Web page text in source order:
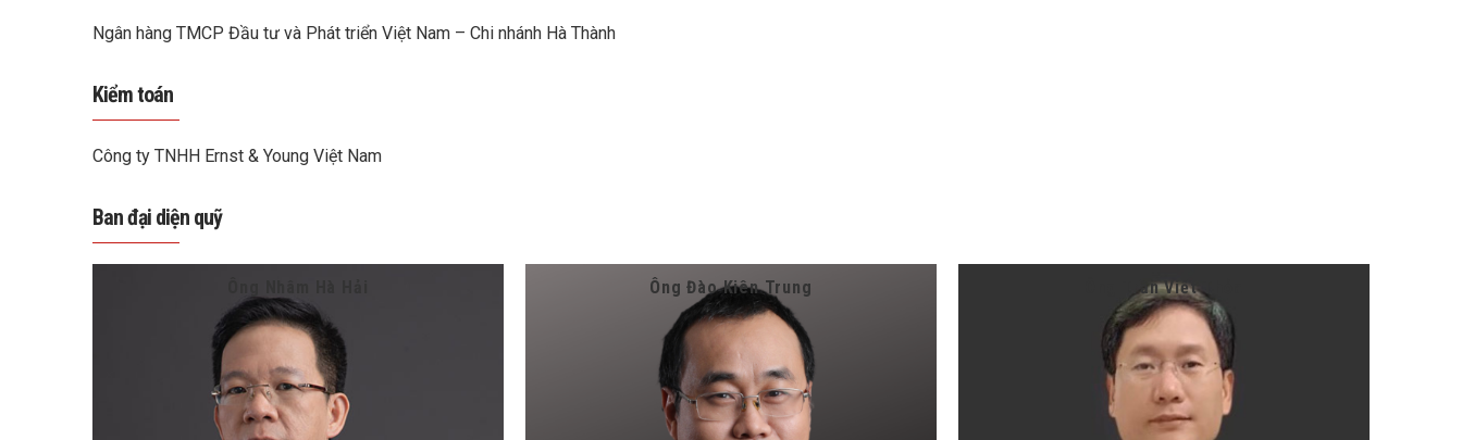
Ngân hàng TMCP Đầu tư và Phát triển Việt Nam – Chi nhánh Hà Thành
Kiểm toán
Công ty TNHH Ernst & Young Việt Nam
Ban đại diện quỹ
Ông Đào Kiên Trung Ông Trần Viết Thỏa